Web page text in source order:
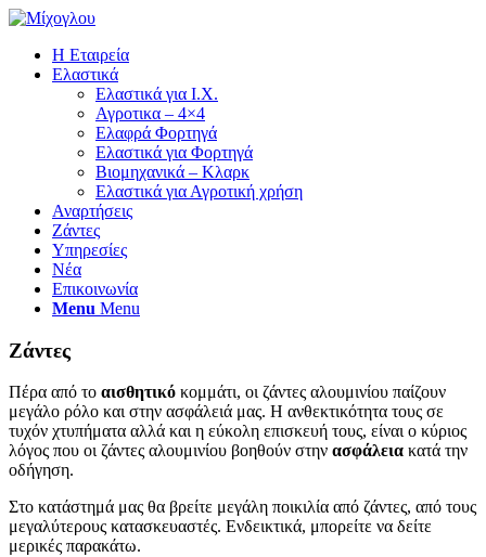
Η Εταιρεία
Ελαστικά
Ελαστικά για Ι.Χ.
Αγροτικα – 4×4
Ελαφρά Φορτηγά
Ελαστικά για Φορτηγά
Βιομηχανικά – Κλαρκ
Ελαστικά για Αγροτική χρήση
Αναρτήσεις
Ζάντες
Υπηρεσίες
Νέα
Επικοινωνία
Menu Menu
Ζάντες
Πέρα από το αισθητικό κομμάτι, οι ζάντες αλουμινίου παίζουν
μεγάλο ρόλο και στην ασφάλειά μας. Η ανθεκτικότητα τους σε
τυχόν χτυπήματα αλλά και η εύκολη επισκευή τους, είναι ο κύριος
λόγος που οι ζάντες αλουμινίου βοηθούν στην ασφάλεια κατά την
οδήγηση.
Στο κατάστημά μας θα βρείτε μεγάλη ποικιλία από ζάντες, από τους
μεγαλύτερους κατασκευαστές. Ενδεικτικά, μπορείτε να δείτε
μερικές παρακάτω.